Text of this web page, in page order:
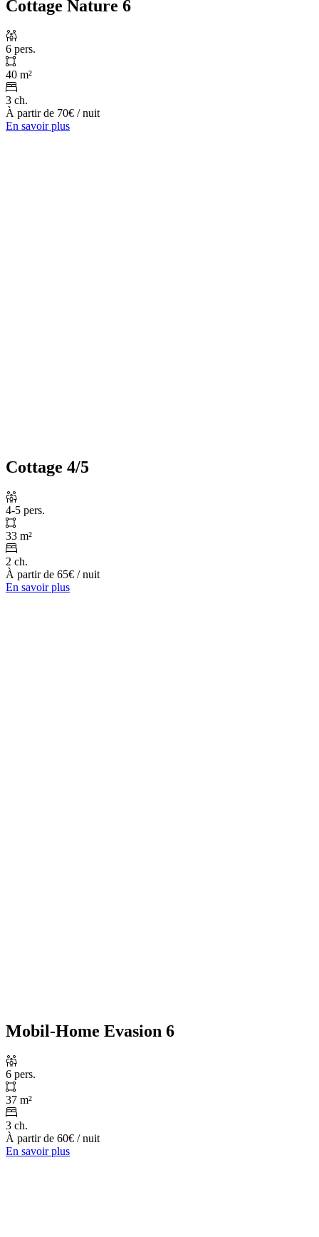
Cottage Nature 6
6 pers.
40 m²
3 ch.
À partir de 70€ / nuit
En savoir plus
Cottage 4/5
4-5 pers.
33 m²
2 ch.
À partir de 65€ / nuit
En savoir plus
Mobil-Home Evasion 6
6 pers.
37 m²
3 ch.
À partir de 60€ / nuit
En savoir plus